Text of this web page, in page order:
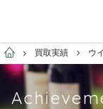
お酒買取専門店ネオプラ
買取実績 ウ